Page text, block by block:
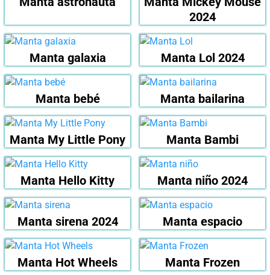
2024
Manta galaxia Manta Lol 2024
Manta bebé Manta bailarina
Manta My Little Pony Manta Bambi
Manta Hello Kitty Manta niño 2024
Manta sirena 2024 Manta espacio
Manta Hot Wheels Manta Frozen